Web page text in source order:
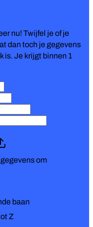
nu! Twijfel je of je
dan toch je gegevens
is. Je krijgt binnen 1
om
baan
Z